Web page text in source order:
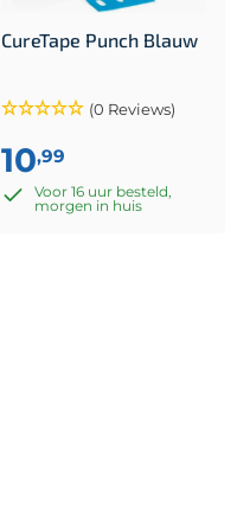
CureTape Punch Blauw
(0 Reviews)
10,99
Voor 16 uur besteld,
morgen in huis